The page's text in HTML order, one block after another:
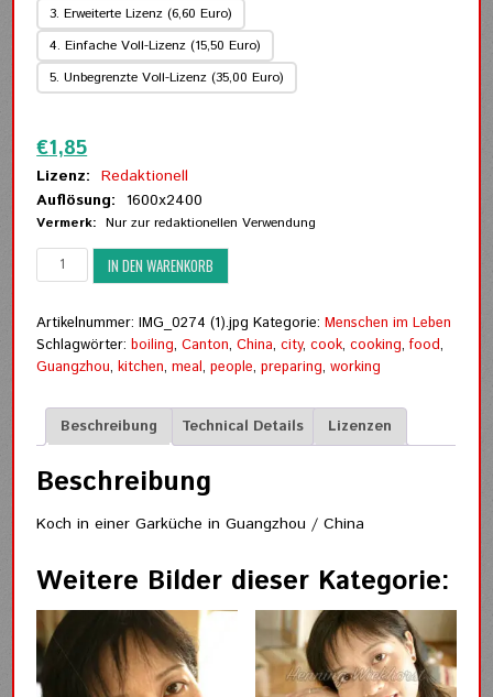
3. Erweiterte Lizenz (6,60 Euro)
4. Einfache Voll-Lizenz (15,50 Euro)
5. Unbegrenzte Voll-Lizenz (35,00 Euro)
€1,85
Lizenz: Redaktionell
Auflösung: 1600x2400
Vermerk: Nur zur redaktionellen Verwendung
Koch
in
Garküche
Menge
IN DEN WARENKORB
Artikelnummer:IMG_0274 (1).jpg Kategorie:Menschen im Leben
Schlagwörter:boiling,Canton,China,city,cook,cooking,food,
Guangzhou,kitchen,meal,people,preparing,working
Beschreibung Technical Details Lizenzen
Beschreibung
Koch in einer Garküche in Guangzhou / China
Weitere Bilder dieser Kategorie: